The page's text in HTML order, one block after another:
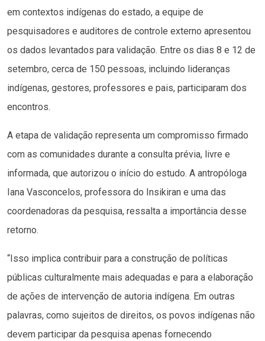
em contextos indígenas do estado, a equipe de
pesquisadores e auditores de controle externo apresentou
os dados levantados para validação. Entre os dias 8 e 12 de
setembro, cerca de 150 pessoas, incluindo lideranças
indígenas, gestores, professores e pais, participaram dos
encontros.
A etapa de validação representa um compromisso firmado
com as comunidades durante a consulta prévia, livre e
informada, que autorizou o início do estudo. A antropóloga
Iana Vasconcelos, professora do Insikiran e uma das
coordenadoras da pesquisa, ressalta a importância desse
retorno.
“Isso implica contribuir para a construção de políticas
públicas culturalmente mais adequadas e para a elaboração
de ações de intervenção de autoria indígena. Em outras
palavras, como sujeitos de direitos, os povos indígenas não
devem participar da pesquisa apenas fornecendo